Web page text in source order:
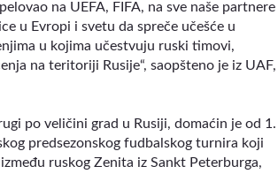
na UEFA, FIFA, na sve naše partnere
u Evropi i svetu da spreče učešće u
u kojima učestvuju ruski timovi,
na teritoriji Rusije“, saopšteno je iz UAF,
po veličini grad u Rusiji, domaćin je od 1.
predsezonskog fudbalskog turnira koji
ruskog Zenita iz Sankt Peterburga,